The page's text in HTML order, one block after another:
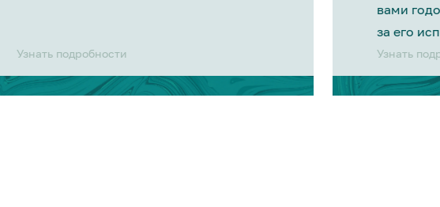
Узнать подробности
вами
за его
Узнать